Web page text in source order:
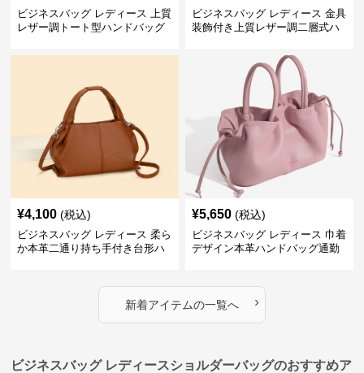
ビジネスバッグ レディース 上質
レザー調トート型ハンドバッグ
ビジネスバッグ レディース 金具
装飾付き上質レザー調二層式ハ
¥4,100 (税込)
ビジネスバッグ レディース 柔ら
か本革二通り持ち手付き台形ハ
¥5,650 (税込)
ビジネスバッグ レディース 巾着
デザイン本革ハンドバッグ通勤
新着アイテムの一覧へ ›
ビジネスバッグ レディースショルダーバッグのおすすめア